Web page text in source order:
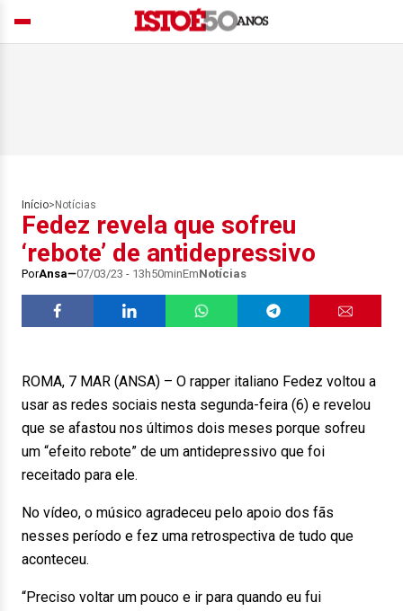
Início> Notícias
Fedez revela que sofreu
‘rebote’ de antidepressivo
PorAnsa 07/03/23 - 13h50minEmNotícias
ROMA, 7 MAR (ANSA) – O rapper italiano Fedez voltou a
usar as redes sociais nesta segunda-feira (6) e revelou
que se afastou nos últimos dois meses porque sofreu
um “efeito rebote” de um antidepressivo que foi
receitado para ele.
No vídeo, o músico agradeceu pelo apoio dos fãs
nesses período e fez uma retrospectiva de tudo que
aconteceu.
“Preciso voltar um pouco e ir para quando eu fui